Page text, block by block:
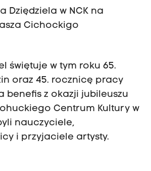
Dziędziela w NCK na
Cichockigo
świętuje w tym roku 65.
oraz 45. rocznicę pracy
benefis z okazji jubileuszu
Centrum Kultury w
nauczyciele,
i przyjaciele artysty.